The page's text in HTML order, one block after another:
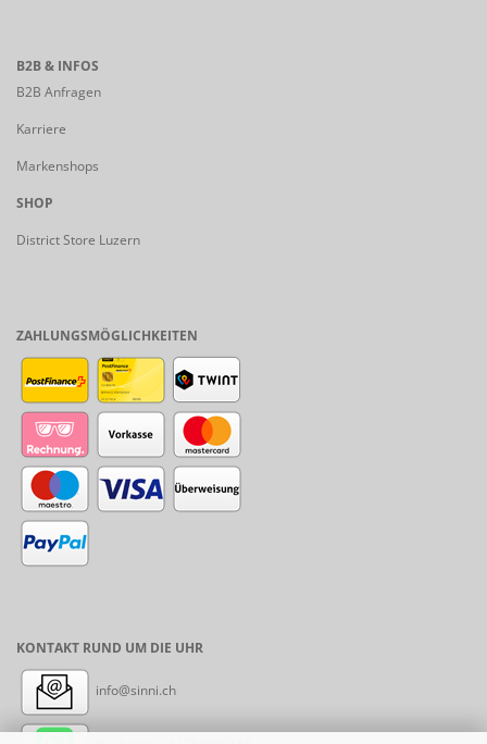
B2B & INFOS
B2B Anfragen
Karriere
Markenshops
SHOP
District Store Luzern
ZAHLUNGSMÖGLICHKEITEN
KONTAKT RUND UM DIE UHR
info@sinni.ch